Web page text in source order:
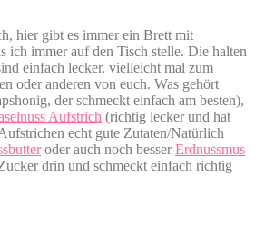
hier gibt es immer ein Brett mit
ich immer auf den Tisch stelle. Die halten
einfach lecker, vielleicht mal zum
oder anderen von euch. Was gehört
der schmeckt einfach am besten),
Aufstrich (richtig lecker und hat
echt gute Zutaten/Natürlich
oder auch noch besserErdnussmus
drin und schmeckt einfach richtig